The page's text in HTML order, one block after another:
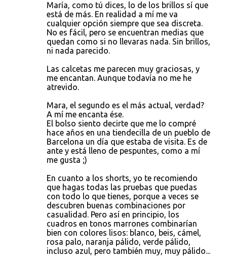
María, como tú dices, lo de los brillos sí que
está de más. En realidad a mí me va
cualquier opción siempre que sea discreta.
No es fácil, pero se encuentran medias que
quedan como si no llevaras nada. Sin brillos,
ni nada parecido.
Las calcetas me parecen muy graciosas, y
me encantan. Aunque todavía no me he
atrevido.
Mara, el segundo es el más actual, verdad?
A mí me encanta ése.
El bolso siento decirte que me lo compré
hace años en una tiendecilla de un pueblo de
Barcelona un día que estaba de visita. Es de
ante y está lleno de pespuntes, como a mí
me gusta ;)
En cuanto a los shorts, yo te recomiendo
que hagas todas las pruebas que puedas
con todo lo que tienes, porque a veces se
descubren buenas combinaciones por
casualidad. Pero así en principio, los
cuadros en tonos marrones combinarían
bien con colores lisos: blanco, beis, cámel,
rosa palo, naranja pálido, verde pálido,
incluso azul, pero también muy, muy pálido...